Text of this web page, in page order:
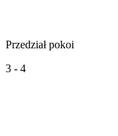
Przedział pokoi
3 - 4